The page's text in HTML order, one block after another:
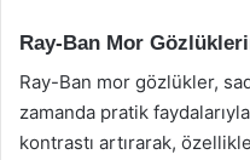
Ray-Ban Mor
Ray-Ban mor gözlükler,
zamanda pratik
kontrastı artırarak,